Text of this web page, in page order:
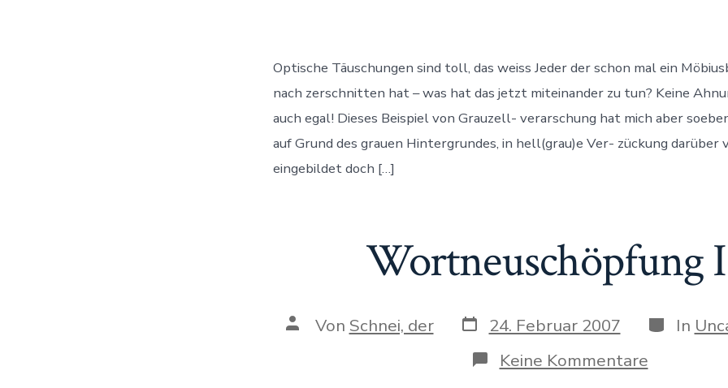
Optische Täuschungen sind toll, das weiss Jeder der schon mal ein
nach zerschnitten hat – was hat das jetzt miteinander zu tun? Keine
auch egal! Dieses Beispiel von Grauzell- verarschung hat mich aber
auf Grund des grauen Hintergrundes, in hell(grau)e Ver- zückung darüber
eingebildet doch […]
Wortneuschöpfung I
AutorVon Schnei, der Datum
des
Beitrags
24. Februar 2007 In
Keine Kommentarezu